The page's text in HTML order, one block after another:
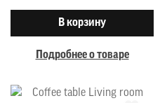
В корзину
Подробнее о товаре